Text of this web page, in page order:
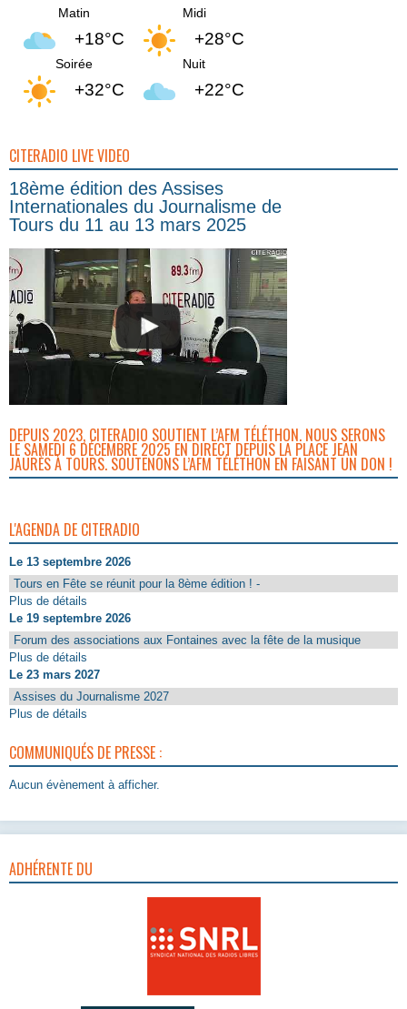
Matin
+18°C
Midi
+28°C
Soirée
+32°C
Nuit
+22°C
CITERADIO LIVE VIDEO
18ème édition des Assises
Internationales du Journalisme de
Tours du 11 au 13 mars 2025
DEPUIS 2023, CITERADIO SOUTIENT L’AFM TÉLÉTHON. NOUS SERONS
LE SAMEDI 6 DÉCEMBRE 2025 EN DIRECT DEPUIS LA PLACE JEAN
JAURÈS À TOURS. SOUTENONS L’AFM TÉLÉTHON EN FAISANT UN DON !
L'AGENDA DE CITERADIO
Le 13 septembre 2026
Tours en Fête se réunit pour la 8ème édition ! -
Plus de détails
Le 19 septembre 2026
Forum des associations aux Fontaines avec la fête de la musique
Plus de détails
Le 23 mars 2027
Assises du Journalisme 2027
Plus de détails
COMMUNIQUÉS DE PRESSE :
Aucun évènement à afficher.
ADHÉRENTE DU